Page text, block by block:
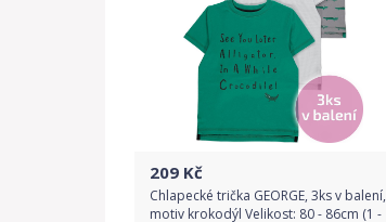
209 Kč
Chlapecké trička GEORGE, 3ks v balení,
motiv krokodýl Velikost: 80 - 86cm (1 -